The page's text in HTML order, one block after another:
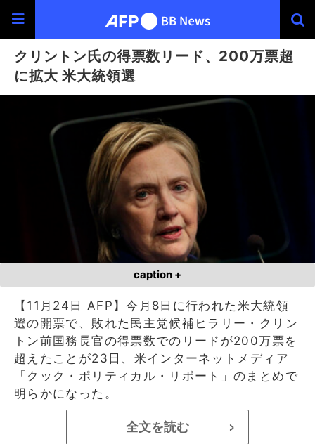
クリントン氏の得票数リード、200万票超
に拡大 米大統領選
caption +
【11月24日 AFP】今月8日に行われた米大統領
選の開票で、敗れた民主党候補ヒラリー・クリン
トン前国務長官の得票数でのリードが200万票を
超えたことが23日、米インターネットメディア
「クック・ポリティカル・リポート」のまとめで
明らかになった。
全文を読む >